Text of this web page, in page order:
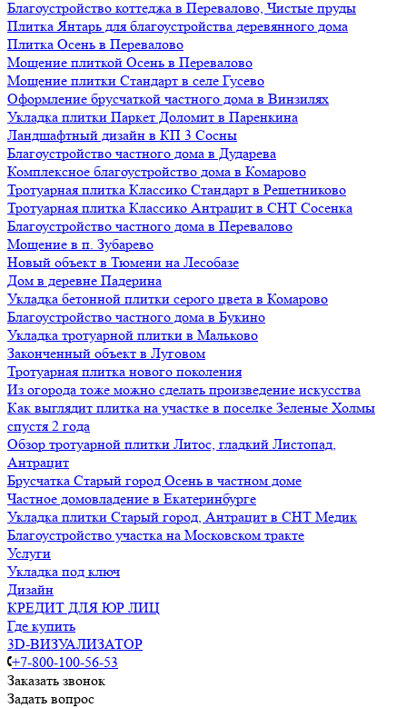
Благоустройство коттеджа в Перевалово, Чистые пруды
Плитка Янтарь для благоустройства деревянного дома
Плитка Осень в Перевалово
Мощение плиткой Осень в Перевалово
Мощение плитки Стандарт в селе Гусево
Оформление брусчаткой частного дома в Винзилях
Укладка плитки Паркет Доломит в Паренкина
Ландшафтный дизайн в КП 3 Сосны
Благоустройство частного дома в Дударева
Комплексное благоустройство дома в Комарово
Тротуарная плитка Классико Стандарт в Решетниково
Тротуарная плитка Классико Антрацит в СНТ Сосенка
Благоустройство частного дома в Перевалово
Мощение в п. Зубарево
Новый объект в Тюмени на Лесобазе
Дом в деревне Падерина
Укладка бетонной плитки серого цвета в Комарово
Благоустройство частного дома в Букино
Укладка тротуарной плитки в Мальково
Законченный объект в Луговом
Тротуарная плитка нового поколения
Из огорода тоже можно сделать произведение искусства
Как выглядит плитка на участке в поселке Зеленые Холмы
спустя 2 года
Обзор тротуарной плитки Литос, гладкий Листопад,
Антрацит
Брусчатка Старый город Осень в частном доме
Частное домовладение в Екатеринбурге
Укладка плитки Старый город, Антрацит в СНТ Медик
Благоустройство участка на Московском тракте
Услуги
Укладка под ключ
Дизайн
КРЕДИТ ДЛЯ ЮР ЛИЦ
Где купить
3D-ВИЗУАЛИЗАТОР
+7-800-100-56-53
Заказать звонок
Задать вопрос